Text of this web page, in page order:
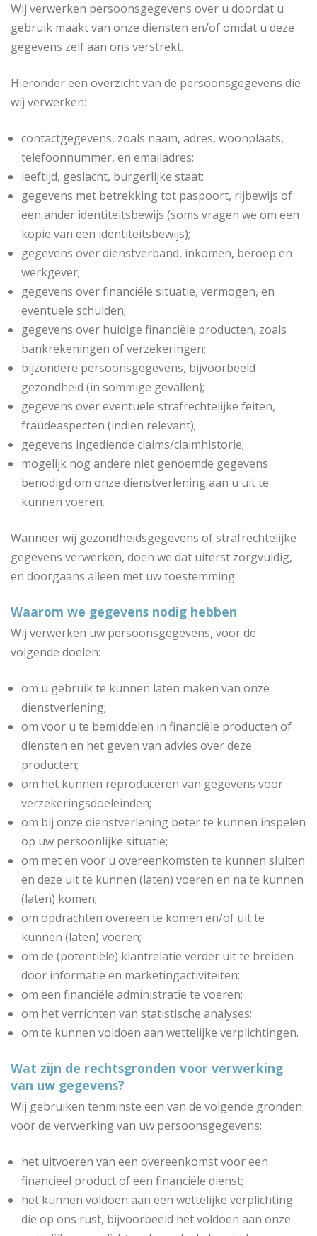
Wij verwerken persoonsgegevens over u doordat u
gebruik maakt van onze diensten en/of omdat u deze
gegevens zelf aan ons verstrekt.
Hieronder een overzicht van de persoonsgegevens die
wij verwerken:
contactgegevens, zoals naam, adres, woonplaats,
telefoonnummer, en emailadres;
leeftijd, geslacht, burgerlijke staat;
gegevens met betrekking tot paspoort, rijbewijs of
een ander identiteitsbewijs (soms vragen we om een
kopie van een identiteitsbewijs);
gegevens over dienstverband, inkomen, beroep en
werkgever;
gegevens over financiële situatie, vermogen, en
eventuele schulden;
gegevens over huidige financiële producten, zoals
bankrekeningen of verzekeringen;
bijzondere persoonsgegevens, bijvoorbeeld
gezondheid (in sommige gevallen);
gegevens over eventuele strafrechtelijke feiten,
fraudeaspecten (indien relevant);
gegevens ingediende claims/claimhistorie;
mogelijk nog andere niet genoemde gegevens
benodigd om onze dienstverlening aan u uit te
kunnen voeren.
Wanneer wij gezondheidsgegevens of strafrechtelijke
gegevens verwerken, doen we dat uiterst zorgvuldig,
en doorgaans alleen met uw toestemming.
Waarom we gegevens nodig hebben
Wij verwerken uw persoonsgegevens, voor de
volgende doelen:
om u gebruik te kunnen laten maken van onze
dienstverlening;
om voor u te bemiddelen in financiële producten of
diensten en het geven van advies over deze
producten;
om het kunnen reproduceren van gegevens voor
verzekeringsdoeleinden;
om bij onze dienstverlening beter te kunnen inspelen
op uw persoonlijke situatie;
om met en voor u overeenkomsten te kunnen sluiten
en deze uit te kunnen (laten) voeren en na te kunnen
(laten) komen;
om opdrachten overeen te komen en/of uit te
kunnen (laten) voeren;
om de (potentiële) klantrelatie verder uit te breiden
door informatie en marketingactiviteiten;
om een financiële administratie te voeren;
om het verrichten van statistische analyses;
om te kunnen voldoen aan wettelijke verplichtingen.
Wat zijn de rechtsgronden voor verwerking
van uw gegevens?
Wij gebruiken tenminste een van de volgende gronden
voor de verwerking van uw persoonsgegevens:
het uitvoeren van een overeenkomst voor een
financieel product of een financiële dienst;
het kunnen voldoen aan een wettelijke verplichting
die op ons rust, bijvoorbeeld het voldoen aan onze